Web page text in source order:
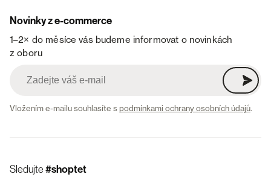
Novinky z e-commerce
1–2× do měsíce vás budeme informovat o novinkách
z oboru
Vložením e-mailu souhlasíte spodmínkami ochrany osobních údajů.
Sledujte#shoptet